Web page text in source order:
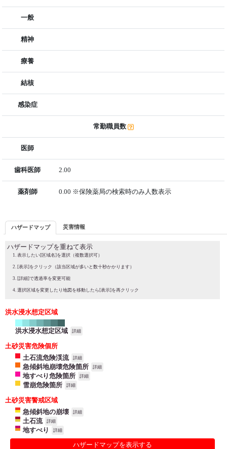
一般
精神
療養
結核
感染症
常勤職員数
医師
歯科医師 2.00
薬剤師 0.00 ※保険薬局の検索時のみ人数表示
ハザードマップ 災害情報
ハザードマップを重ねて表示
表示したい[区域名]を選択（複数選択可）
[表示]をクリック（該当区域が多いと数十秒かかります）
[詳細]で透過率を変更可能
選択区域を変更したり地図を移動したら[表示]を再クリック
洪水浸水想定区域
洪水浸水想定区域 詳細
土砂災害危険個所
土石流危険渓流
詳細
急傾斜地崩壊危険箇所 詳細
地すべり危険箇所 詳細
雪崩危険箇所 詳細
土砂災害警戒区域
急傾斜地の崩壊
詳細
土石流 詳細
地すべり 詳細
ハザードマップを表示する